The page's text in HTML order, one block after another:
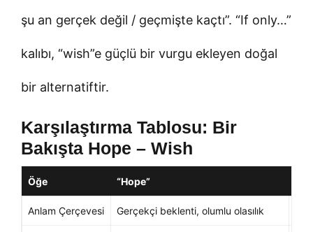
şu an gerçek değil / geçmişte kaçtı”. “If only…”
kalıbı, “wish”e güçlü bir vurgu ekleyen doğal
bir alternatiftir.
Karşılaştırma Tablosu: Bir
Bakışta Hope – Wish
Öğe “Hope”
Anlam Çerçevesi Gerçekçi beklenti, olumlu olasılık